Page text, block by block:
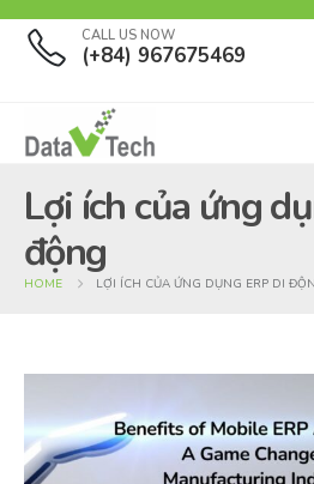
CALL US NOW
(+84) 967675469
Lợi ích của ứng
động
HOME LỢI ÍCH CỦA ỨNG DỤNG ERP DI